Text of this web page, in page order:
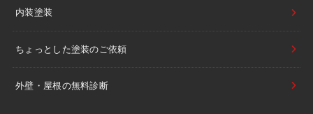
内装塗装
ちょっとした塗装のご依頼
外壁・屋根の無料診断